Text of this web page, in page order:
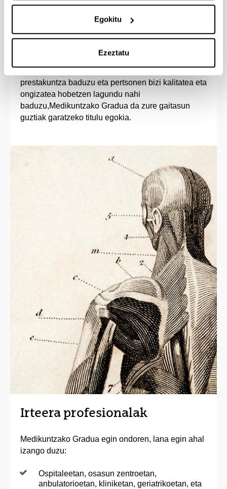
Egokitu
Ezeztatu
Sarrera-profila
porrokatua bazara, zientzietan oinarrizko
prestakuntza baduzu eta pertsonen bizi kalitatea eta
ongizatea hobetzen lagundu nahi
baduzu,Medikuntzako Gradua da zure gaitasun
guztiak garatzeko titulu egokia.
Irteera profesionalak
Medikuntzako Gradua egin ondoren, lana egin ahal
izango duzu:
Ospitaleetan, osasun zentroetan,
anbulatorioetan, kliniketan, geriatrikoetan, eta